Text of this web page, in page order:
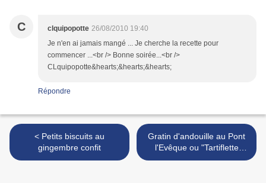
C clquipopotte 26/08/2010 19:40
Je n'en ai jamais mangé ... Je cherche la recette pour
commencer ...<br /> Bonne soirée...<br />
CLquipopotte&hearts;&hearts;&hearts;
Répondre
< Petits biscuits au
gingembre confit
Gratin d'andouille au Pont
l'Evêque ou "Tartiflette
Normande" >